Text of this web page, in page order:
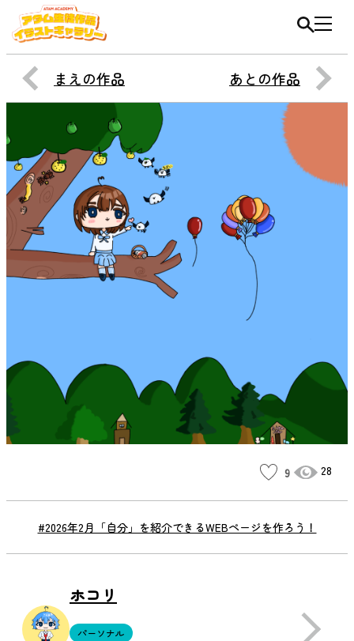
まえの作品 あとの作品
#2026年2月「自分」を紹介できるWEBページを作ろう！
9 28
ホコリ
パーソナル